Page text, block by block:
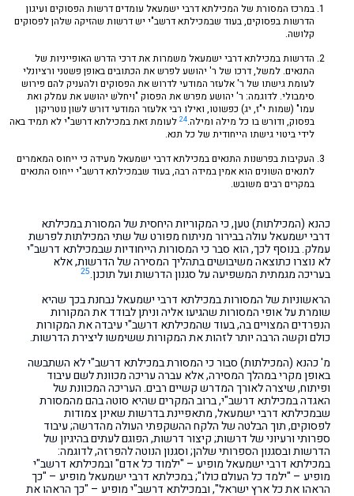
במרכז המסורת של המכילתא דרבי ישמעאל עומדים דרשות הפסוקים ועיגון
הדרשות בפסוקים, בעוד שבמכילתא דרשב"י יש דרשות שהזיקה שלהן לפסוקים
קלושה.
הדרשות במכילתא דרבי ישמעאל משמרות את דרכי הדרש האופייניות של
התנאים. למשל, דרכו של ר' יהושע לפרש את הכתובים באופן פשטני ורציונלי
לעומת גישתו של ר' אלעזר המודעי לדרוש את הפסוקים ולהעניק להם פירוש
סימבולי. לדוגמה: ר' יהושע מפרש את הפסוק "ויחלֹש יהושע את עמלק ואת
עמו" (שמות י"ז, יג) כפשוטו, ואילו רבי אלעזר המודעי דורש לשון נוטריקון
בפסוק, ודורש בו כל מילה ומילה.24 לעומת זאת במכילתא דרשב"י לא תמיד באה
לידי ביטוי גישתו הייחודית של כל תנא.
העקיבות בפרשנות התנאים במכילתא דרבי ישמעאל מעידה כי ייחוס המאמרים
לתנאים השונים הוא אמין במידה רבה, בעוד שבמכילתא דרשב"י ייחוס התנאים
במקרים רבים משובש.
כהנא (המכילתות) טען, כי המקוריות היחסית של המסורת במכילתא
דרבי ישמעאל עולה בבירור מניתוח מפורט של שתי המכילתות לפרשת
עמלק. בנוסף לכך, הוא סבר כי המסורות הייחודיות שבמכילתא דרשב"י
לא נוצרו כתוצאה משיבושים בתהליך המסירה של הדרשות, אלא
בעריכה מגמתית המשפיעה על סגנון הדרשות ועל תוכנן.25
הראשוניות של המסורות במכילתא דרבי ישמעאל נבחנת בכך שהיא
שומרת על אופי המסורות שהגיעו אליה וניתן לבודד את המקורות
הנפרדים המצויים בה, בעוד שהמכילתא דרשב"י עיבדה את המקורות
כולם וקשה הרבה יותר לזהות את המקורות ששימשו ליצירת הדרשות.
מ' כהנא (המכילתות) סבור כי המסורת במכילתא דרשב"י לא השתבשה
באופן מקרי במהלך המסירה, אלא עברה עריכה מכוונת לשם עיבוד
ופיתוח, שיצרה לאורך המדרש קשיים רבים. העריכה המכוונת של
האגדה במכילתא דרשב"י, ברוב המקרים שהיא סוטה בהם מהמסורת
שבמכילתא דרבי ישמעאל, מתאפיינת בדרשות שאינן צמודות
לפסוקים, תוך הבלטה של הלקח ההשקפתי העולה מהדרשה; עיבוד
ספרותי ורעיוני של דרשות; קיצור דרשות, הפוגם לעתים בהיגיון של
הדרשות ובסגנון הספרותי שלהן; וסגנון הנוטה להפרזה, לדוגמה:
במכילתא דרבי ישמעאל מופיע – "ילמוד כל אדם" ובמכילתא דרשב"י
מופיע – "ילמד כל העולם כולו"; במכילתא דרבי ישמעאל מופיע – "כך
הראהו את כל ארץ ישראל", ובמכילתא דרשב"י מופיע – "כך הראהו את